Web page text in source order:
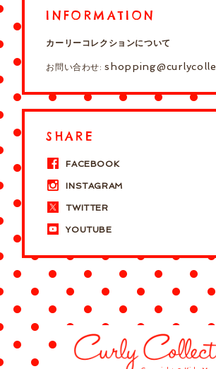
INFORMATION
カーリーコレクションについて
お問い合わせ:
SHARE
FACEBOOK
INSTAGRAM
TWITTER
YOUTUBE